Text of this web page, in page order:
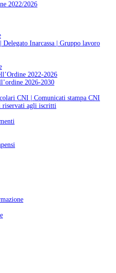
2022/2026
Inarcassa | Gruppo lavoro
2022-2026
2026-2030
CNI | Comunicati stampa CNI
riservati agli iscritti